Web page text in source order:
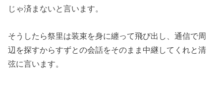
じゃ済まないと言います。
そうしたら祭里は装束を身に纏って飛び出し、通信で周
辺を探すからすずとの会話をそのまま中継してくれと清
弦に言います。